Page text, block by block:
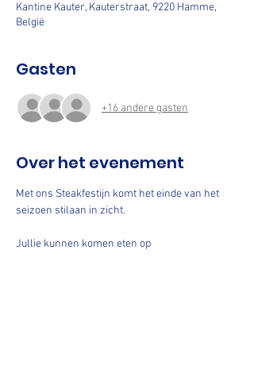
Kantine Kauter, Kauterstraat, 9220 Hamme,
België
Gasten
+16 andere gasten
Over het evenement
Met ons Steakfestijn komt het einde van het
seizoen stilaan in zicht.
Jullie kunnen komen eten op